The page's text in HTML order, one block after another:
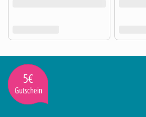
5€
Gutschein